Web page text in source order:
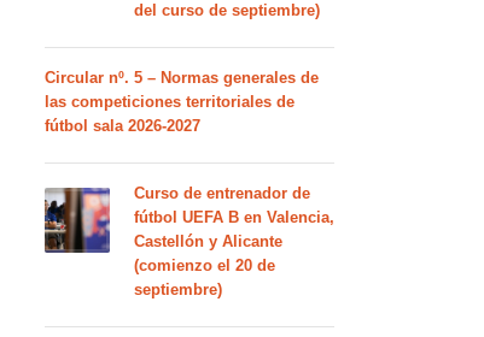
del curso de septiembre)
Circular nº. 5 – Normas generales de
las competiciones territoriales de
fútbol sala 2026-2027
Curso de entrenador de
fútbol UEFA B en Valencia,
Castellón y Alicante
(comienzo el 20 de
septiembre)